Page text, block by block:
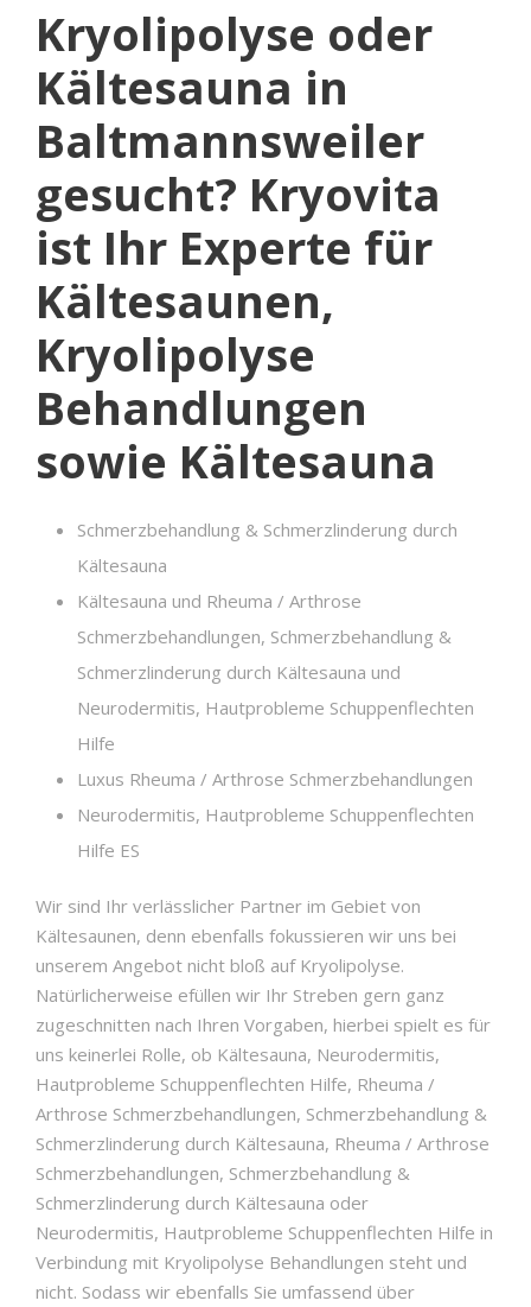
Kryolipolyse oder
Kältesauna in
Baltmannsweiler
gesucht? Kryovita
ist Ihr Experte für
Kältesaunen,
Kryolipolyse
Behandlungen
sowie Kältesauna
Schmerzbehandlung & Schmerzlinderung durch
Kältesauna
Kältesauna und Rheuma / Arthrose
Schmerzbehandlungen, Schmerzbehandlung &
Schmerzlinderung durch Kältesauna und
Neurodermitis, Hautprobleme Schuppenflechten
Hilfe
Luxus Rheuma / Arthrose Schmerzbehandlungen
Neurodermitis, Hautprobleme Schuppenflechten
Hilfe ES
Wir sind Ihr verlässlicher Partner im Gebiet von
Kältesaunen, denn ebenfalls fokussieren wir uns bei
unserem Angebot nicht bloß auf Kryolipolyse.
Natürlicherweise efüllen wir Ihr Streben gern ganz
zugeschnitten nach Ihren Vorgaben, hierbei spielt es für
uns keinerlei Rolle, ob Kältesauna, Neurodermitis,
Hautprobleme Schuppenflechten Hilfe, Rheuma /
Arthrose Schmerzbehandlungen, Schmerzbehandlung &
Schmerzlinderung durch Kältesauna, Rheuma / Arthrose
Schmerzbehandlungen, Schmerzbehandlung &
Schmerzlinderung durch Kältesauna oder
Neurodermitis, Hautprobleme Schuppenflechten Hilfe in
Verbindung mit Kryolipolyse Behandlungen steht und
nicht. Sodass wir ebenfalls Sie umfassend über